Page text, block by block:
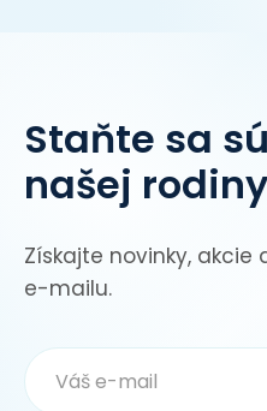
Staňte sa
našej
Získajte novinky,
e-mailu.